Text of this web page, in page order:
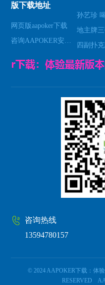
版下载地址
网页版aapoker下载
孙艺珍
咨询热线
13594780157
© 2024 AAPOKER下载：体
RESERVED